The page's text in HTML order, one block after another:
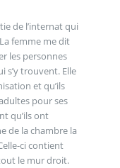
de l’internat qui
femme me dit
les personnes
s’y trouvent. Elle
et qu’ils
pour ses
qu’ils ont
de la chambre la
ci contient
le mur droit.